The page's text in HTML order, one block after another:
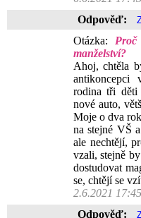
Odpověď:
Otázka:
manželství?
Ahoj, chtěla
antikoncepci
rodina tři
nové auto,
Moje o dva
na stejné VŠ
ale nechtějí,
vzali, stejně
dostudovat
se, chtějí se
2.6.2021 17:45
Odpověď: